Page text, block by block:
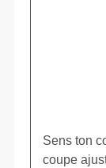
Sens ton
coupe